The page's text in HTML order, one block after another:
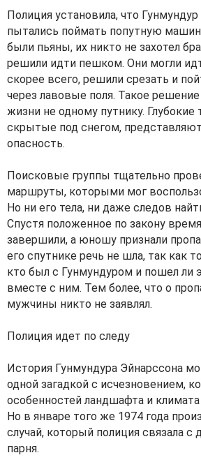
Полиция установила, что
пытались поймать попутную
были пьяны, их никто не захотел
решили идти пешком. Они могли
скорее всего, решили срезать и
через лавовые поля. Такое
жизни не одному путнику.
скрытые под снегом,
опасность.
Поисковые группы тщательно
маршруты, которыми мог
Но ни его тела, ни даже следов
Спустя положенное по закону
завершили, а юношу признали
его спутнике речь не шла, так как
кто был с Гунмундуром и пошел ли
вместе с ним. Тем более, что о
мужчины никто не заявлял.
Полиция идет по следу
История Гунмундура Эйнарссона
одной загадкой с исчезновением,
особенностей ландшафта и климата
Но в январе того же 1974 года
случай, который полиция связала с
парня.